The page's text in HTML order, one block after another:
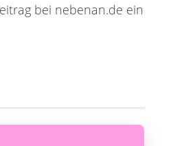
bei nebenan.de ein